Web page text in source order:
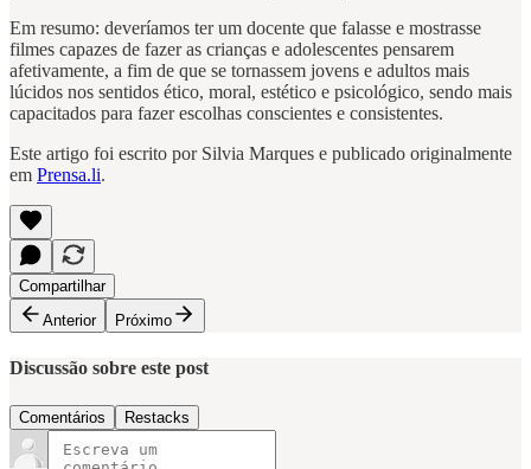
Em resumo: deveríamos ter um docente que falasse e mostrasse
filmes capazes de fazer as crianças e adolescentes pensarem
afetivamente, a fim de que se tornassem jovens e adultos mais
lúcidos nos sentidos ético, moral, estético e psicológico, sendo mais
capacitados para fazer escolhas conscientes e consistentes.
Este artigo foi escrito por Silvia Marques e publicado originalmente
em Prensa.li.
Compartilhar
Anterior
Próximo
Discussão sobre este post
Comentários Restacks